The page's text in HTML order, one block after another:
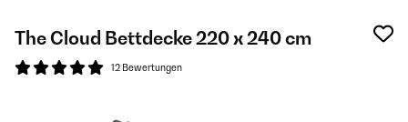
The Cloud Bettdecke 220 x 240 cm
12 Bewertungen